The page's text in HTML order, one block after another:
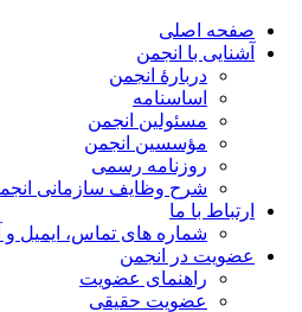
صفحه اصلی
آشنایی با انجمن
دربارۀ انجمن
اساسنامه
مسئولین انجمن
مؤسسین انجمن
روزنامه رسمی
شرح وظایف سازمانی انجمن
ارتباط با ما
شماره های تماس، ایمیل و
عضویت در انجمن
راهنمای عضویت
عضویت حقیقی